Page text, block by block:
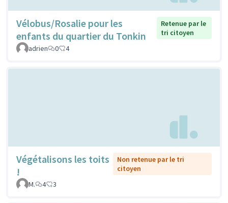
Vélobus/Rosalie pour les
enfants du quartier du Tonkin
Retenue par le
tri citoyen
adrien
0 4
Végétalisons les toits
!
Non retenue par le tri
citoyen
M.
4 3